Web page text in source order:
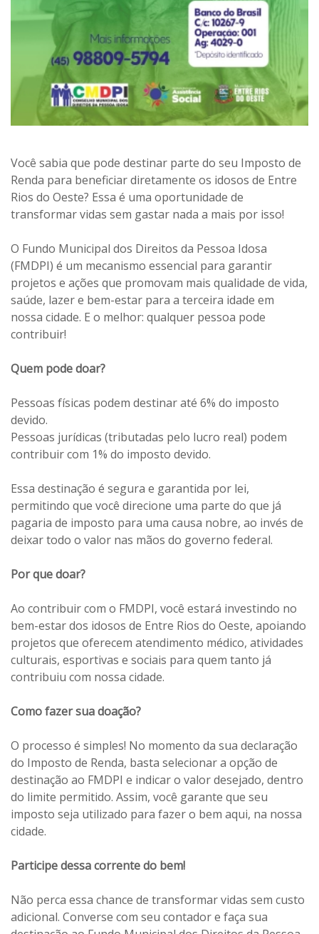
Você sabia que pode destinar parte do seu Imposto de
Renda para beneficiar diretamente os idosos de Entre
Rios do Oeste? Essa é uma oportunidade de
transformar vidas sem gastar nada a mais por isso!
O Fundo Municipal dos Direitos da Pessoa Idosa
(FMDPI) é um mecanismo essencial para garantir
projetos e ações que promovam mais qualidade de vida,
saúde, lazer e bem-estar para a terceira idade em
nossa cidade. E o melhor: qualquer pessoa pode
contribuir!
Quem pode doar?
Pessoas físicas podem destinar até 6% do imposto
devido.
Pessoas jurídicas (tributadas pelo lucro real) podem
contribuir com 1% do imposto devido.
Essa destinação é segura e garantida por lei,
permitindo que você direcione uma parte do que já
pagaria de imposto para uma causa nobre, ao invés de
deixar todo o valor nas mãos do governo federal.
Por que doar?
Ao contribuir com o FMDPI, você estará investindo no
bem-estar dos idosos de Entre Rios do Oeste, apoiando
projetos que oferecem atendimento médico, atividades
culturais, esportivas e sociais para quem tanto já
contribuiu com nossa cidade.
Como fazer sua doação?
O processo é simples! No momento da sua declaração
do Imposto de Renda, basta selecionar a opção de
destinação ao FMDPI e indicar o valor desejado, dentro
do limite permitido. Assim, você garante que seu
imposto seja utilizado para fazer o bem aqui, na nossa
cidade.
Participe dessa corrente do bem!
Não perca essa chance de transformar vidas sem custo
adicional. Converse com seu contador e faça sua